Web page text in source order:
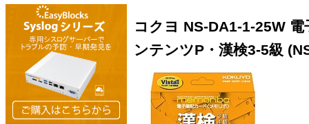
コクヨ NS-DA1-1-25W
ンテンツP・漢検3-5級